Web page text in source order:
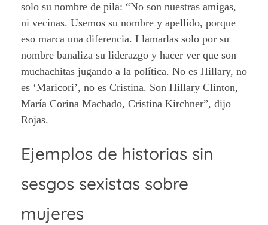
solo su nombre de pila: “No son nuestras amigas,
ni vecinas. Usemos su nombre y apellido, porque
eso marca una diferencia. Llamarlas solo por su
nombre banaliza su liderazgo y hacer ver que son
muchachitas jugando a la política. No es Hillary, no
es ‘Maricori’, no es Cristina. Son Hillary Clinton,
María Corina Machado, Cristina Kirchner”, dijo
Rojas.
Ejemplos de historias sin
sesgos sexistas sobre
mujeres